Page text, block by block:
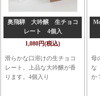
奥飛騨 大吟醸 生チョコ
レート 4個入
1,080円(税込)
滑らかな口溶けの生チョコ
レート。上品な大吟醸が香
ります。4個入り
母
な
か